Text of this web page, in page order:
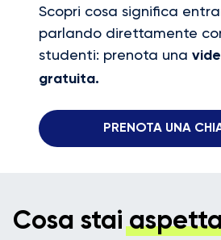
Scopri cosa significa
parlando direttamente
studenti: prenota una
gratuita.
PRENOTA UNA
Cosa stai